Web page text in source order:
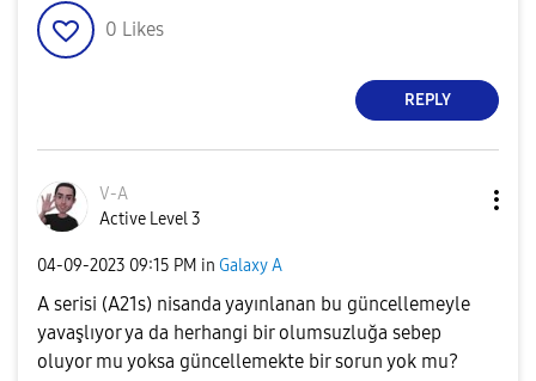
0 Likes
REPLY
V-A
Active Level 3
‎04-09-2023 09:15 PM in Galaxy A
A serisi (A21s) nisanda yayınlanan bu güncellemeyle
yavaşlıyor ya da herhangi bir olumsuzluğa sebep
oluyor mu yoksa güncellemekte bir sorun yok mu?